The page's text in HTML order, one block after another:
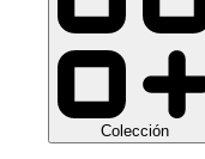
Colección